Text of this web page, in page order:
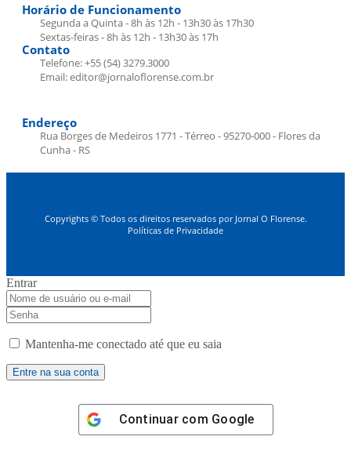
Horário de Funcionamento
Segunda a Quinta - 8h às 12h - 13h30 às 17h30
Sextas-feiras - 8h às 12h - 13h30 às 17h
Contato
Telefone: +55 (54) 3279.3000
Email: editor@jornaloflorense.com.br
Endereço
Rua Borges de Medeiros 1771 - Térreo - 95270-000 - Flores da
Cunha - RS
Copyrights © Todos os direitos reservados por Jornal O Florense.
Políticas de Privacidade
Entrar
Mantenha-me conectado até que eu saia
Continuar com Google